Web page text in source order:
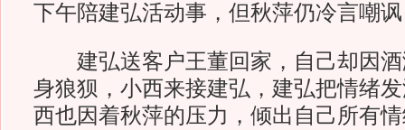
下午陪建弘活动事，但秋萍仍冷言嘲
建弘送客户王董回家，自己却因酒
身狼狈，小西来接建弘，建弘把情绪
西也因着秋萍的压力，倾出自己所有